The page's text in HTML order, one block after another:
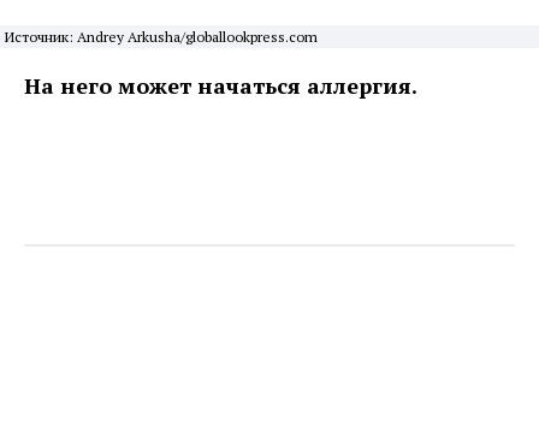
Источник: Andrey Arkusha/globallookpress.com
На него может начаться аллергия.